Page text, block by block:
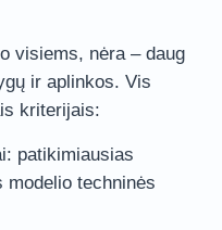
visiems, nėra – daug
ir aplinkos. Vis
kriterijais:
patikimiausias
techninės